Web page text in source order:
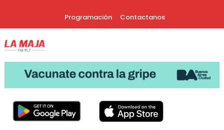
Programación Contactanos
Radio La Maja